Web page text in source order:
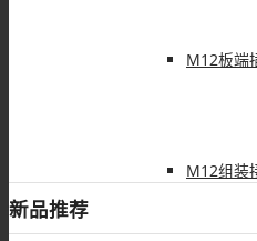
M12板端
M12组装
新品推荐